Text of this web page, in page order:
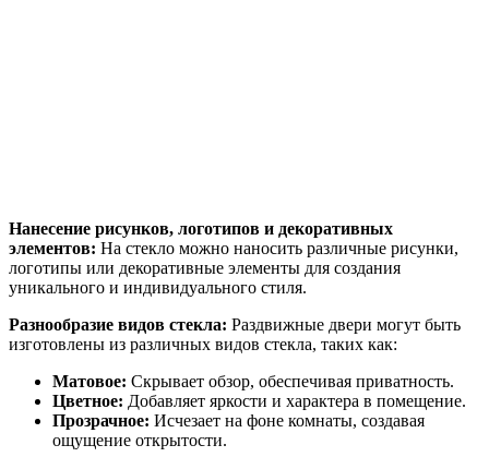
Нанесение рисунков, логотипов и декоративных
элементов: На стекло можно наносить различные рисунки,
логотипы или декоративные элементы для создания
уникального и индивидуального стиля.
Разнообразие видов стекла: Раздвижные двери могут быть
изготовлены из различных видов стекла, таких как:
Матовое: Скрывает обзор, обеспечивая приватность.
Цветное: Добавляет яркости и характера в помещение.
Прозрачное: Исчезает на фоне комнаты, создавая
ощущение открытости.